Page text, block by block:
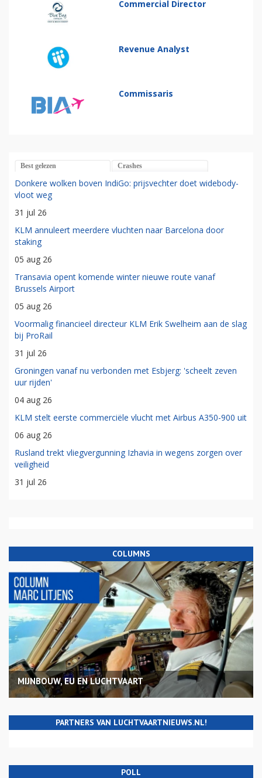
Commercial Director
Revenue Analyst
Commissaris
Best gelezen Crashes
Donkere wolken boven IndiGo: prijsvechter doet widebody-
vloot weg
31 jul 26
KLM annuleert meerdere vluchten naar Barcelona door
staking
05 aug 26
Transavia opent komende winter nieuwe route vanaf
Brussels Airport
05 aug 26
Voormalig financieel directeur KLM Erik Swelheim aan de slag
bij ProRail
31 jul 26
Groningen vanaf nu verbonden met Esbjerg: 'scheelt zeven
uur rijden'
04 aug 26
KLM stelt eerste commerciële vlucht met Airbus A350-900 uit
06 aug 26
Rusland trekt vliegvergunning Izhavia in wegens zorgen over
veiligheid
31 jul 26
COLUMNS
MIJNBOUW, EU EN LUCHTVAART
PARTNERS VAN LUCHTVAARTNIEUWS.NL!
POLL